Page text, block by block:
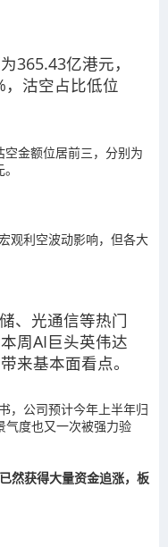
365.43亿港元，
沽空占比低位
金额位居前三，分别为
观利空波动影响，但各大
、光通信等热门
周AI巨头英伟达
来基本面看点。
，公司预计今年上半年归
气度也又一次被强力验
然获得大量资金追涨，板